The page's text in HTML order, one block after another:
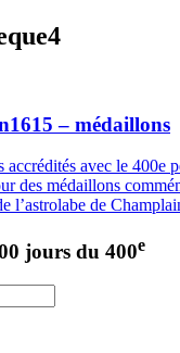
– médaillons
accrédités avec le 400e
des médaillons
l’astrolabe de
jours du 400e